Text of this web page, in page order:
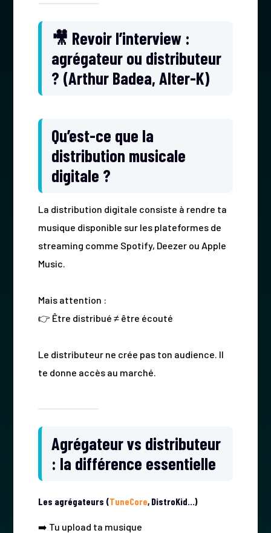
🎥 Revoir l’interview :
agrégateur ou distributeur
? (Arthur Badea, Alter-K)
Qu’est-ce que la
distribution musicale
digitale ?
La distribution digitale consiste à rendre ta
musique disponible sur les plateformes de
streaming comme Spotify, Deezer ou Apple
Music.
Mais attention :
👉 Être distribué ≠ être écouté
Le distributeur ne crée pas ton audience. Il
te donne accès au marché.
Agrégateur vs distributeur
: la différence essentielle
Les agrégateurs (TuneCore, DistroKid…)
➡️ Tu upload ta musique